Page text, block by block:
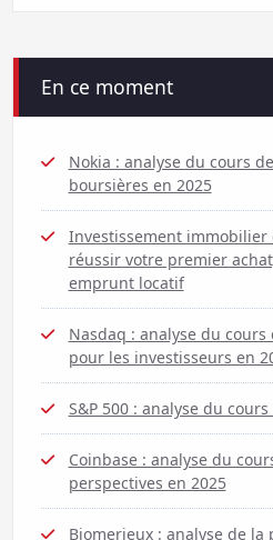
En ce moment
Nokia : analyse du cours
boursières en 2025
Investissement immobilier
réussir votre premier
emprunt locatif
Nasdaq : analyse du cours
pour les investisseurs en
S&P 500 : analyse du
Coinbase : analyse du
perspectives en 2025
Biomerieux : analyse de la